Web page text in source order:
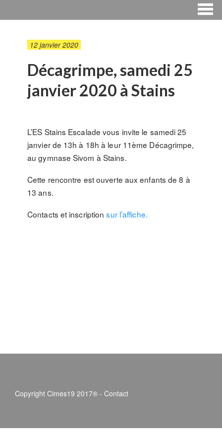
12 janvier 2020
Décagrimpe, samedi 25
janvier 2020 à Stains
L’ES Stains Escalade vous invite le samedi 25
janvier de 13h à 18h à leur 11ème Décagrimpe,
au gymnase Sivom à Stains.
Cette rencontre est ouverte aux enfants de 8 à
13 ans.
Contacts et inscriptionsur l’affiche.
Copyright Cimes19 2017® - Contact